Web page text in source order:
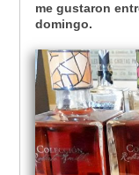
me gustaron
domingo.